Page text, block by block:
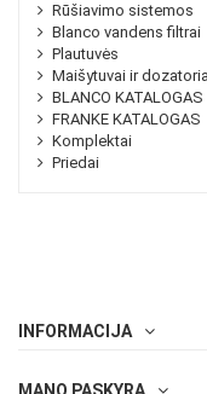
Rūšiavimo sistemos
Blanco vandens filtrai
Plautuvės
Maišytuvai ir
BLANCO KATALOGAS
FRANKE KATALOGAS
Komplektai
Priedai
INFORMACIJA
MANO PASKYRA